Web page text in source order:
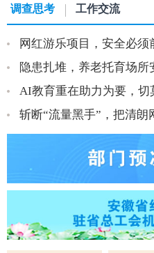
调查思考 工作交流
网红游乐项目，安全必须
隐患扎堆，养老托育场所
AI教育重在助力为要，切
斩断“流量黑手”，把清朗